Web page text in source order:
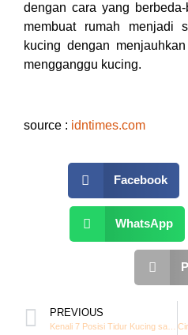
dengan cara yang
membuat rumah menjadi
kucing dengan
mengganggu kucing.
source : idntimes.com
Facebook
WhatsApp
PREVIOUS